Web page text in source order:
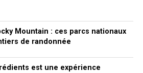
Mountain : ces parcs nationaux
de randonnée
est une expérience